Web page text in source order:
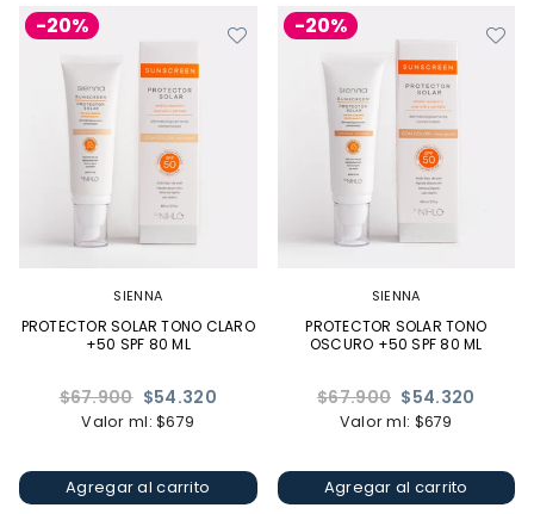
-20%
SIENNA
PROTECTOR SOLAR TONO CLARO
+50 SPF 80 ML
Precio
habitual
$67.900 $54.320
Valor ml: $679
Agregar al carrito
-20%
SIENNA
PROTECTOR SOLAR TONO
OSCURO +50 SPF 80 ML
Precio
habitual
$67.900 $54.320
Valor ml: $679
Agregar al carrito